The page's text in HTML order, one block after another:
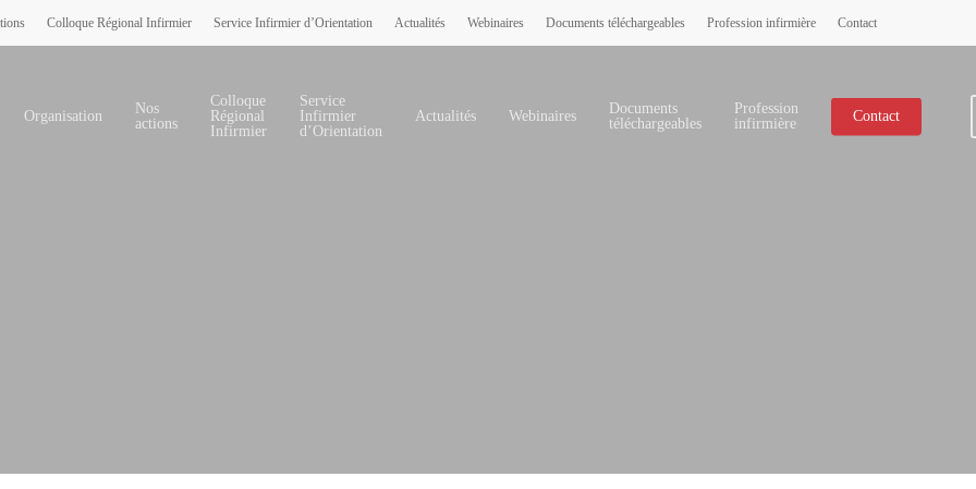
Colloque Régional Infirmier Service Infirmier d’Orientation Actualités Webinaires Documents téléchargeables Profession infirmière Contact
Organisation
Nos
actions
Colloque
Régional
Infirmier
Service
Infirmier
d’Orientation
Actualités Webinaires
Documents
téléchargeables
Profession
infirmière
Contact